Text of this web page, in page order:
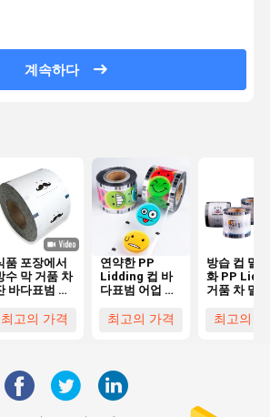
계속하다
품 포장에서
수 막 거품 차
바다표범 어
최고의 가격
연약한 PP
Lidding 컵 바
다표범 어업 영
바다표범 어업
최고의 가격
방습 컵 밀
화 PP
거품 차 밀
최고의